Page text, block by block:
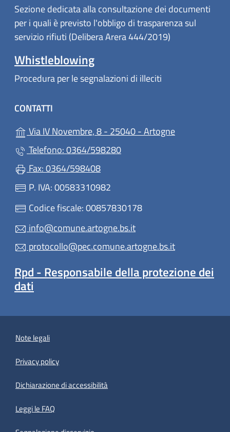
Sezione dedicata alla consultazione dei documenti
per i quali è previsto l'obbligo di trasparenza sul
servizio rifiuti (Delibera Arera 444/2019)
Whistleblowing
Procedura per le segnalazioni di illeciti
CONTATTI
Via IV Novembre, 8 - 25040 - Artogne(apre in
Telefono: 0364/598280
Fax: 0364/598408
P. IVA: 00583310982
Codice fiscale: 00857830178
info@comune.artogne.bs.it
protocollo@pec.comune.artogne.bs.it
Rpd - Responsabile della protezione dei
dati
Note legali
Privacy policy
Dichiarazione di accessibilità
Leggi le FAQ